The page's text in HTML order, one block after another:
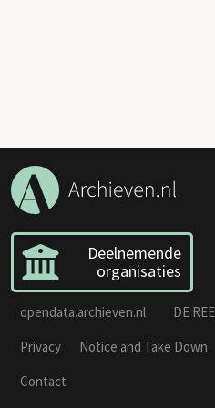
Deelnemende
organisaties
opendata.archieven.nl DE REE
Privacy
Notice and Take Down
Contact